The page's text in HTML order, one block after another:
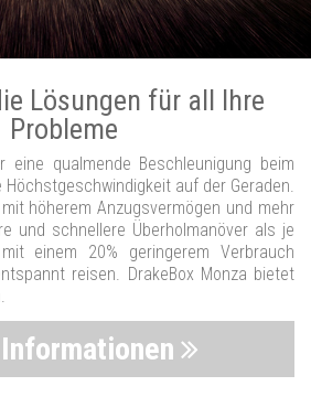
Lösungen für all Ihre
Probleme
eine qualmende Beschleunigung beim
auf der Geraden.
höherem Anzugsvermögen und mehr
und schnellere Überholmanöver als je
einem 20% geringerem Verbrauch
reisen. DrakeBox Monza bietet